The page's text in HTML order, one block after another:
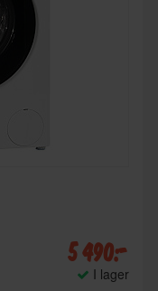
5 490:-
I lager